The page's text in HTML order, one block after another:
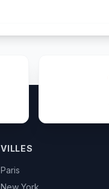
VILLES
Paris
New York